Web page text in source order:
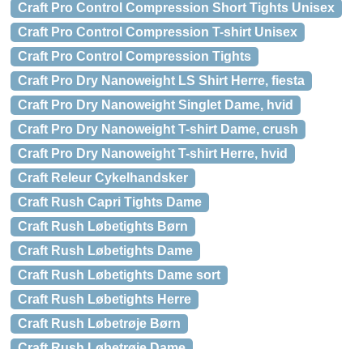
Craft Pro Control Compression Short Tights Unisex
Craft Pro Control Compression T-shirt Unisex
Craft Pro Control Compression Tights
Craft Pro Dry Nanoweight LS Shirt Herre, fiesta
Craft Pro Dry Nanoweight Singlet Dame, hvid
Craft Pro Dry Nanoweight T-shirt Dame, crush
Craft Pro Dry Nanoweight T-shirt Herre, hvid
Craft Releur Cykelhandsker
Craft Rush Capri Tights Dame
Craft Rush Løbetights Børn
Craft Rush Løbetights Dame
Craft Rush Løbetights Dame sort
Craft Rush Løbetights Herre
Craft Rush Løbetrøje Børn